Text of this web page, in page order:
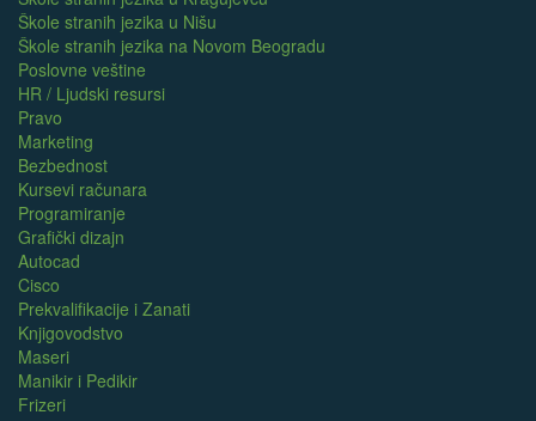
Škole stranih jezika u Nišu
Škole stranih jezika na Novom Beogradu
Poslovne veštine
HR / Ljudski resursi
Pravo
Marketing
Bezbednost
Kursevi računara
Programiranje
Grafički dizajn
Autocad
Cisco
Prekvalifikacije i Zanati
Knjigovodstvo
Maseri
Manikir i Pedikir
Frizeri